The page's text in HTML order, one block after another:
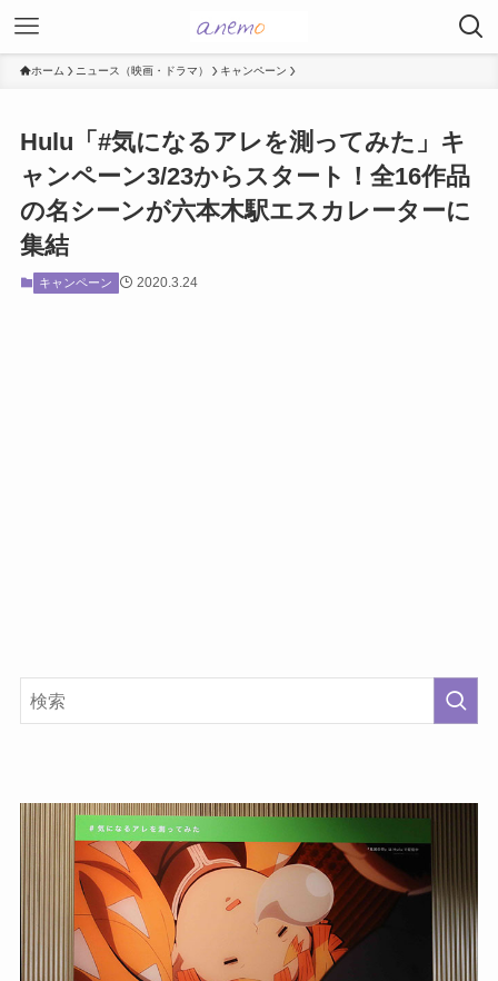
ホーム ニュース（映画・ドラマ） キャンペーン
Hulu「#気になるアレを測ってみた」キ
ャンペーン3/23からスタート！全16作品
の名シーンが六本木駅エスカレーターに
集結
キャンペーン 2020.3.24